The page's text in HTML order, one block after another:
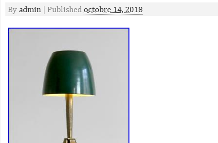
By admin | Published octobre 14, 2018